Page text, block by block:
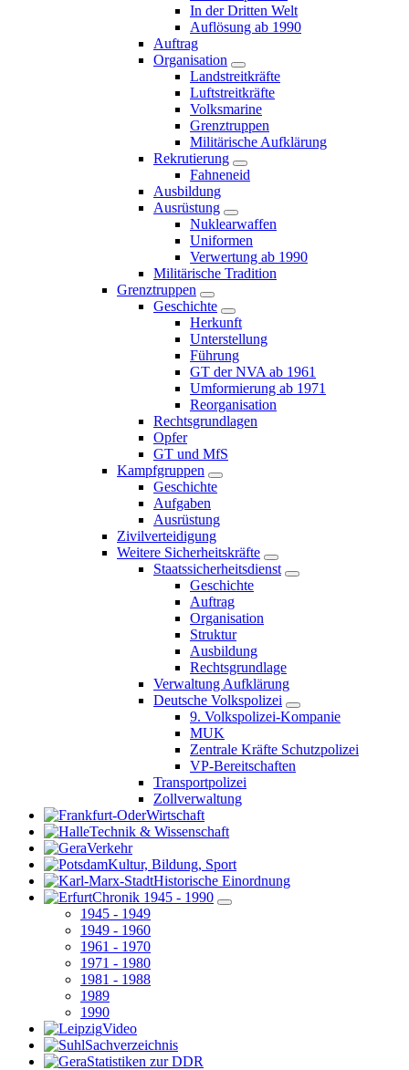
In der Dritten Welt
Auflösung ab 1990
Auftrag
Organisation
Landstreitkräfte
Luftstreitkräfte
Volksmarine
Grenztruppen
Militärische Aufklärung
Rekrutierung
Fahneneid
Ausbildung
Ausrüstung
Nuklearwaffen
Uniformen
Verwertung ab 1990
Militärische Tradition
Grenztruppen
Geschichte
Herkunft
Unterstellung
Führung
GT der NVA ab 1961
Umformierung ab 1971
Reorganisation
Rechtsgrundlagen
Opfer
GT und MfS
Kampfgruppen
Geschichte
Aufgaben
Ausrüstung
Zivilverteidigung
Weitere Sicherheitskräfte
Staatssicherheitsdienst
Geschichte
Auftrag
Organisation
Struktur
Ausbildung
Rechtsgrundlage
Verwaltung Aufklärung
Deutsche Volkspolizei
9. Volkspolizei-Kompanie
MUK
Zentrale Kräfte Schutzpolizei
VP-Bereitschaften
Transportpolizei
Zollverwaltung
Wirtschaft
Technik & Wissenschaft
Verkehr
Kultur, Bildung, Sport
Historische Einordnung
Chronik 1945 - 1990
1945 - 1949
1949 - 1960
1961 - 1970
1971 - 1980
1981 - 1988
1989
1990
Video
Sachverzeichnis
Statistiken zur DDR